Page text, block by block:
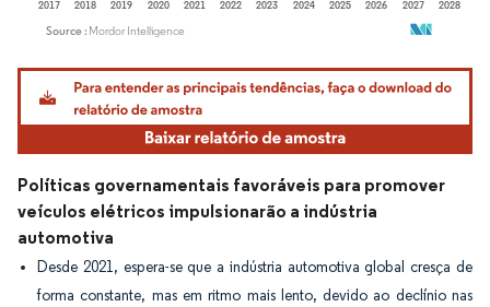
Imagem © Mordor Intelligence. O reuso requer atribuição conforme CC BY 4.0.
Políticas governamentais favoráveis para promover
veículos elétricos impulsionarão a indústria
automotiva
Desde 2021, espera-se que a indústria automotiva global cresça de
forma constante, mas em ritmo mais lento, devido ao declínio nas